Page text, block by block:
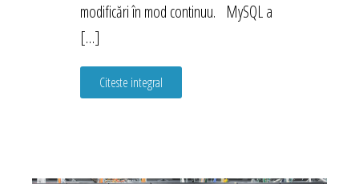
modificări în mod continuu. MySQL a
[…]
Citeste integral